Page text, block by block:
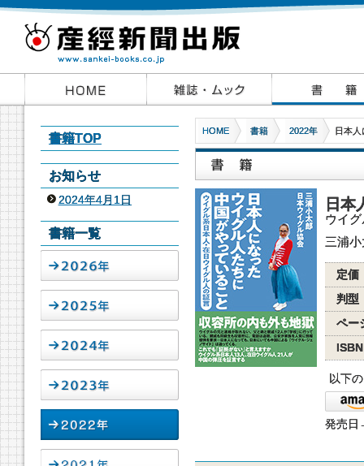
書籍TOP
お知らせ
2024年4月1日
書籍一覧
HOME 書籍 2022年 日本
日本
ウイ
三浦
定価
判型
ペー
ISBN
以下
発売日